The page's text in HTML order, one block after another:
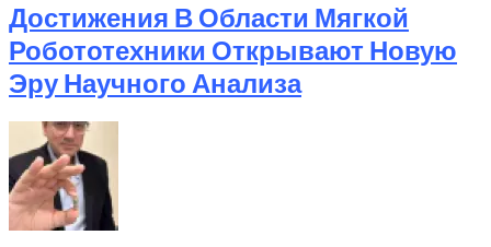
Достижения В Области Мягкой
Робототехники Открывают Новую
Эру Научного Анализа